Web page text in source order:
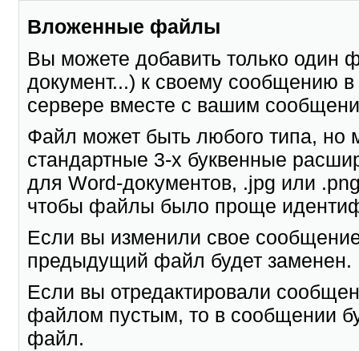
Вложенные файлы
Вы можете добавить только один
документ...) к своему сообщению
сервере вместе с вашим
Файл может быть любого типа, но
стандартные 3-х буквенные
для Word-документов, .jpg или
чтобы файлы было проще
Если вы изменили свое
предыдущий файл будет заменен.
Если вы отредактировали
файлом пустым, то в сообщении
файл.